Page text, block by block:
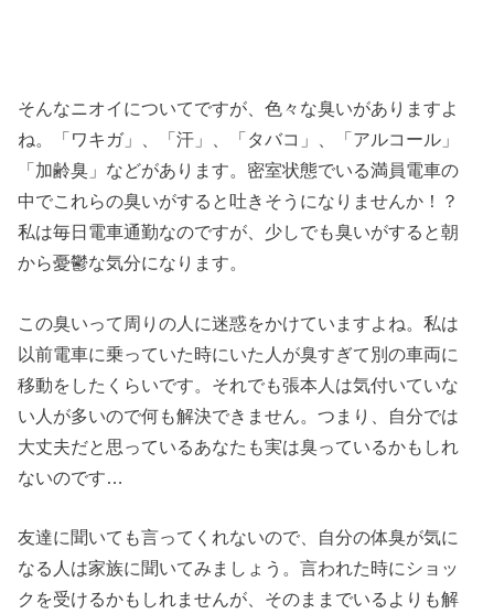
そんなニオイについてですが、色々な臭いがありますよ
ね。「ワキガ」、「汗」、「タバコ」、「アルコール」
「加齢臭」などがあります。密室状態でいる満員電車の
中でこれらの臭いがすると吐きそうになりませんか！？
私は毎日電車通勤なのですが、少しでも臭いがすると朝
から憂鬱な気分になります。
この臭いって周りの人に迷惑をかけていますよね。私は
以前電車に乗っていた時にいた人が臭すぎて別の車両に
移動をしたくらいです。それでも張本人は気付いていな
い人が多いので何も解決できません。つまり、自分では
大丈夫だと思っているあなたも実は臭っているかもしれ
ないのです…
友達に聞いても言ってくれないので、自分の体臭が気に
なる人は家族に聞いてみましょう。言われた時にショッ
クを受けるかもしれませんが、そのままでいるよりも解